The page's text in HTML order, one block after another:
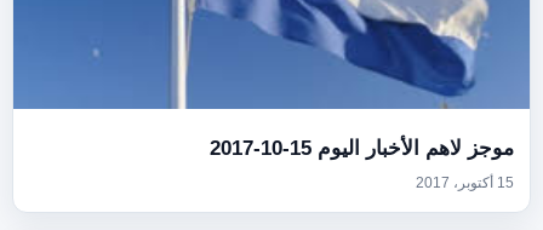
موجز لاهم الأخبار اليوم 15-10-2017
15 أكتوبر، 2017